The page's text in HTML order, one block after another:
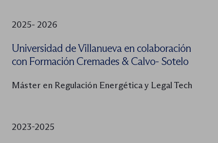
2025- 2026
Universidad de Villanueva en colaboración
con Formación Cremades & Calvo- Sotelo
Máster en Regulación Energética y Legal Tech
2023-2025